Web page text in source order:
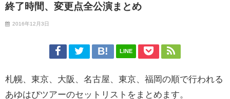
終了時間、変更点全公演まとめ
2016年12月3日
LINE
札幌、東京、大阪、名古屋、東京、福岡の順で行われる
あゆはぴツアーのセットリストをまとめます。